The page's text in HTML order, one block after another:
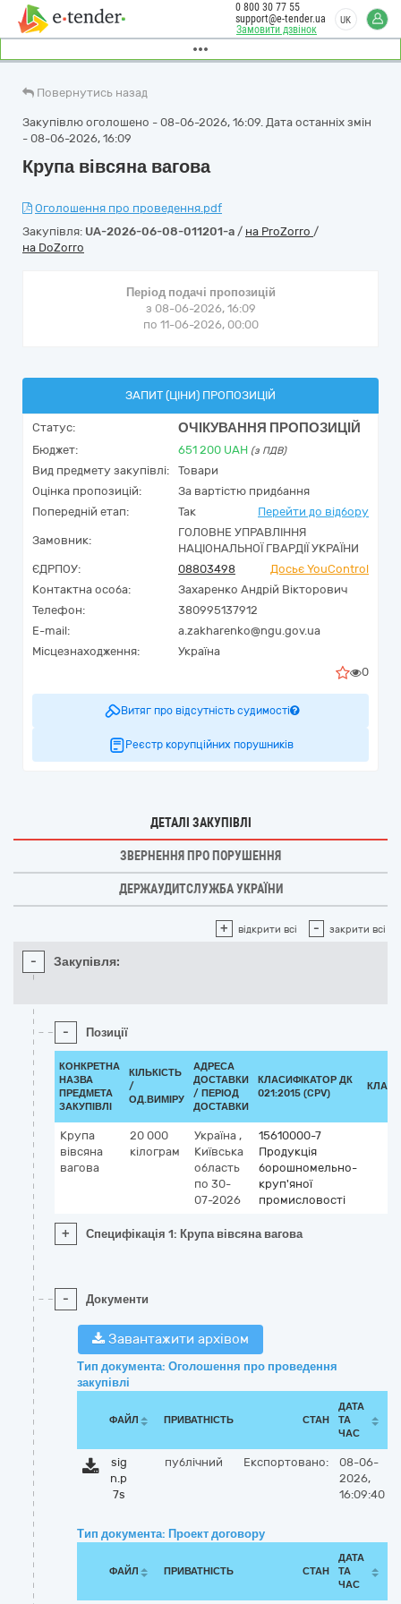
Замовити дзвінок
0 800 30 77 55
support@e-tender.ua
UK
Повернутись назад
Закупівлю оголошено - 08-06-2026, 16:09. Дата останніх змін
- 08-06-2026, 16:09
Крупа вівсяна вагова
Оголошення про проведення.pdf
Закупівля: UA-2026-06-08-011201-a / на ProZorro /
на DoZorro
Період подачі пропозицій
з 08-06-2026, 16:09
по 11-06-2026, 00:00
ЗАПИТ (ЦІНИ) ПРОПОЗИЦІЙ
Статус: ОЧІКУВАННЯ ПРОПОЗИЦІЙ
Бюджет: 651 200 UAH (з ПДВ)
Вид предмету закупівлі:
Товари
Оцінка пропозицій:
За вартістю придбання
Попередній етап:
Так Перейти до відбору
Замовник:
ГОЛОВНЕ УПРАВЛІННЯ
НАЦІОНАЛЬНОЇ ГВАРДІЇ УКРАЇНИ
ЄДРПОУ:
08803498
Досьє YouControl
Контактна особа:
Захаренко Андрій Вікторович
Телефон:
380995137912
E-mail:
a.zakharenko@ngu.gov.ua
Місцезнаходження:
Україна
0
Витяг про відсутність судимості
Реєстр корупційних порушників
ДЕТАЛІ ЗАКУПІВЛІ
ЗВЕРНЕННЯ ПРО ПОРУШЕННЯ
ДЕРЖАУДИТСЛУЖБА УКРАЇНИ
+ відкрити всі - закрити всі
- Закупівля:
- Позиції
КОНКРЕТНА
НАЗВА
ПРЕДМЕТА
ЗАКУПІВЛІ
КІЛЬКІСТЬ
/
ОД.ВИМІРУ
АДРЕСА
ДОСТАВКИ
/ ПЕРІОД
ДОСТАВКИ
КЛАСИФІКАТОР ДК
021:2015 (CPV)
Крупа
вівсяна
вагова
20 000
кілограм
Україна ,
Київська
область
по 30-
07-2026
15610000-7
Продукція
борошномельно-
круп'яної
промисловості
+ Специфікація 1: Крупа вівсяна вагова
- Документи
Завантажити архівом
Тип документа: Оголошення про проведення
закупівлі
ФАЙЛ ПРИВАТНІСТЬ СТАН
ДАТА
ТА
ЧАС
sig
n.p
7s
публічний Експортовано:
08-06-
2026,
16:09:40
Тип документа: Проект договору
ФАЙЛ ПРИВАТНІСТЬ СТАН
ДАТА
ТА
ЧАС